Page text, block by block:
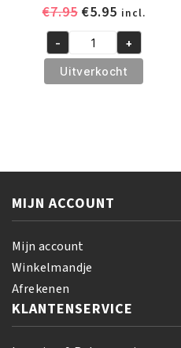
€7.95 Oorspronkelijke
was:
€7.95.
€5.95Huidige
prijs
is:
€5.95.
incl.
African
Pride
Shea
177
ml
aantal
- +
Uitverkocht
MIJN ACCOUNT
Mijn account
Winkelmandje
Afrekenen
KLANTENSERVICE